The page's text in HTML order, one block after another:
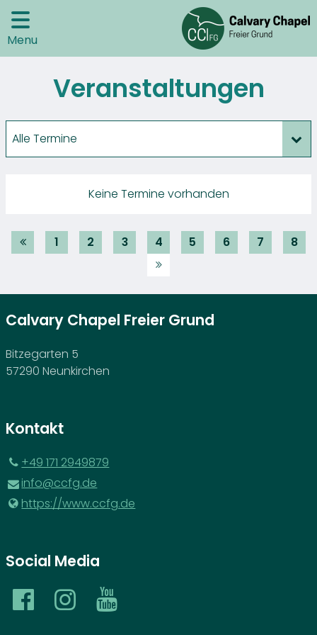
Menu
Veranstaltungen
Alle Termine
Keine Termine vorhanden
1 2 3 4 5 6 7 8
Calvary Chapel Freier Grund
Bitzegarten 5
57290 Neunkirchen
Kontakt
‪+49 171 2949879‬
info@​ccfg.​de
https://www.​ccfg.​de
Social Media